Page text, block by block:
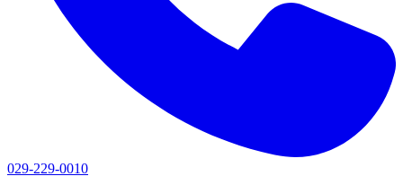
029-229-0010